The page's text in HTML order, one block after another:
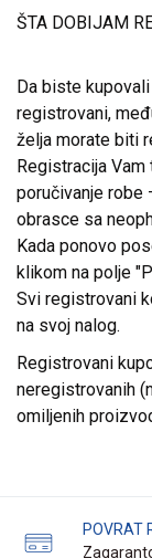
ŠTA DOBIJAM
Da biste
registrovani,
želja morate biti
Registracija
poručivanje robe
obrasce sa
Kada ponovo
klikom na polje
Svi registrovani
na svoj nalog.
Registrovani
neregistrovanih
omiljenih
POVRAT